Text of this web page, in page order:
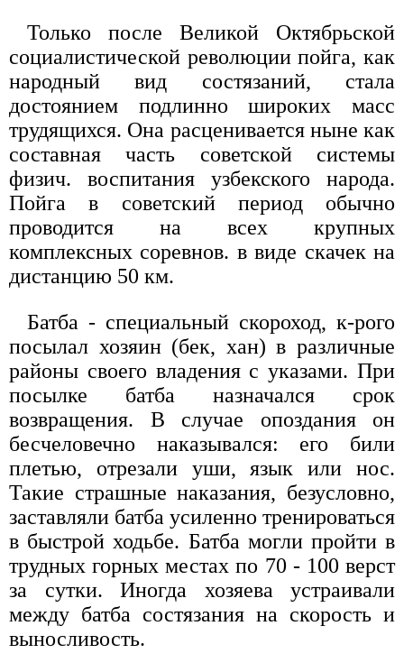
Только после Великой Октябрьской
социалистической революции пойга, как
народный вид состязаний, стала
достоянием подлинно широких масс
трудящихся. Она расценивается ныне как
составная часть советской системы
физич. воспитания узбекского народа.
Пойга в советский период обычно
проводится на всех крупных
комплексных соревнов. в виде скачек на
дистанцию 50 км.
Батба - специальный скороход, к-рого
посылал хозяин (бек, хан) в различные
районы своего владения с указами. При
посылке батба назначался срок
возвращения. В случае опоздания он
бесчеловечно наказывался: его били
плетью, отрезали уши, язык или нос.
Такие страшные наказания, безусловно,
заставляли батба усиленно тренироваться
в быстрой ходьбе. Батба могли пройти в
трудных горных местах по 70 - 100 верст
за сутки. Иногда хозяева устраивали
между батба состязания на скорость и
выносливость.